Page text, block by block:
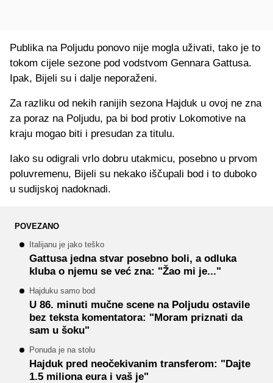
Publika na Poljudu ponovo nije mogla uživati, tako je to
tokom cijele sezone pod vodstvom Gennara Gattusa.
Ipak, Bijeli su i dalje neporaženi.
Za razliku od nekih ranijih sezona Hajduk u ovoj ne zna
za poraz na Poljudu, pa bi bod protiv Lokomotive na
kraju mogao biti i presudan za titulu.
Iako su odigrali vrlo dobru utakmicu, posebno u prvom
poluvremenu, Bijeli su nekako iščupali bod i to duboko
u sudijskoj nadoknadi.
POVEZANO
Italijanu je jako teško
Gattusa jedna stvar posebno boli, a odluka
kluba o njemu se već zna: "Žao mi je..."
Hajduku samo bod
U 86. minuti mučne scene na Poljudu ostavile
bez teksta komentatora: "Moram priznati da
sam u šoku"
Ponuda je na stolu
Hajduk pred neočekivanim transferom: "Dajte
1.5 miliona eura i vaš je"